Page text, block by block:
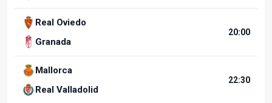
Real Oviedo
Granada
20:00
Mallorca
Real Valladolid
22:30